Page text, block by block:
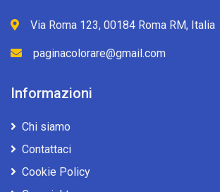
Via Roma 123, 00184 Roma RM, Italia
paginacolorare@gmail.com
Informazioni
Chi siamo
Contattaci
Cookie Policy